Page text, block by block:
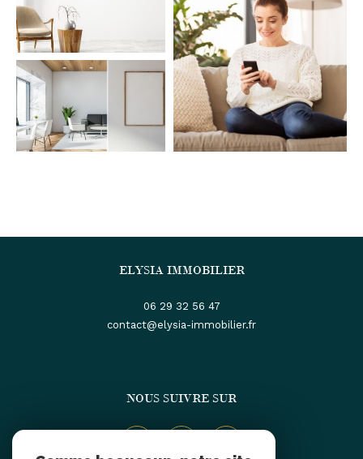
ELYSIA IMMOBILIER
06 29 32 56 47
contact@elysia-immobilier.fr
NOUS SUIVRE SUR